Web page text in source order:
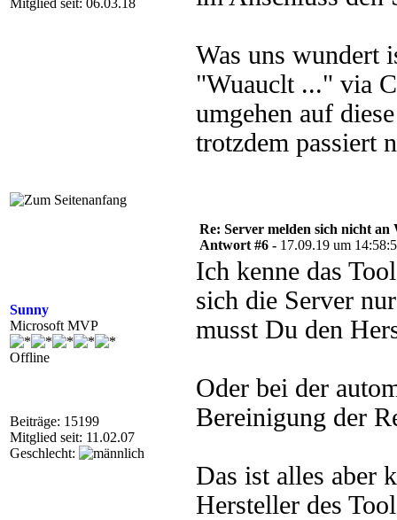
Mitglied seit: 06.03.18
Was uns wundert
"Wuauclt ..." via
umgehen auf
trotzdem passiert
Sunny
Microsoft MVP
Offline
Beiträge: 15199
Mitglied seit: 11.02.07
Geschlecht:
Re: Server melden sich nicht an
Antwort #6 - 17.09.19 um
Ich kenne das
sich die Server
musst Du den
Oder bei der
Bereinigung der
Das ist alles aber
Hersteller des